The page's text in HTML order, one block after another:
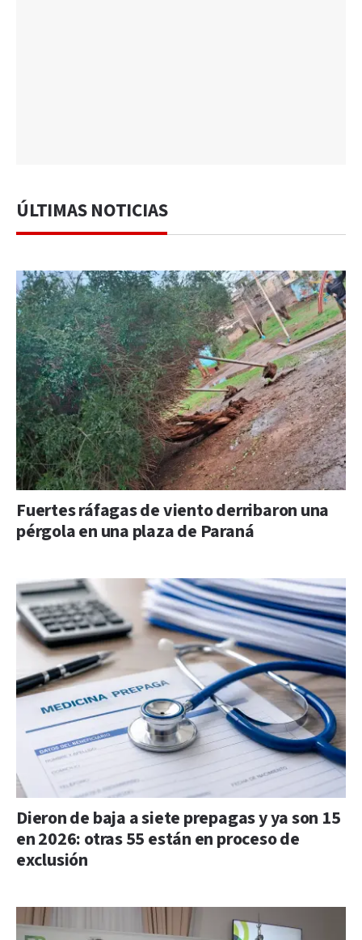
ÚLTIMAS NOTICIAS
Fuertes ráfagas de viento derribaron una
pérgola en una plaza de Paraná
Dieron de baja a siete prepagas y ya son 15
en 2026: otras 55 están en proceso de
exclusión